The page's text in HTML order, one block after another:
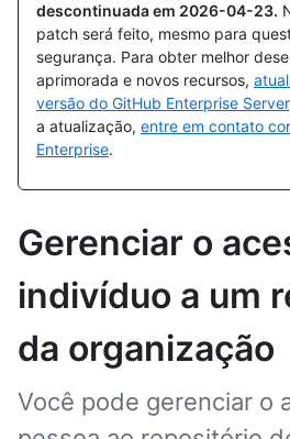
descontinuada em 2026-04-23.
patch será feito, mesmo para
segurança. Para obter melhor
aprimorada e novos recursos,
versão do GitHub Enterprise Server
a atualização, entre em contato
Enterprise.
Gerenciar o
indivíduo a um
da organização
Você pode gerenciar o